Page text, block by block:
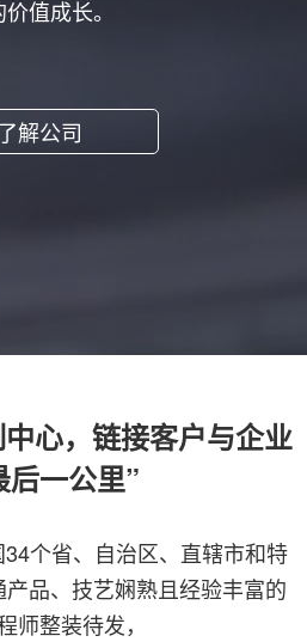
值成长。
解公司
心，链接客户与企业
后一公里”
个省、自治区、直辖市和特
品、技艺娴熟且经验丰富的
师整装待发，